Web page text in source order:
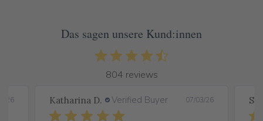
Das sagen unsere Kund:innen
804 reviews
26 Katharina D. Verified Buyer 07/03/26